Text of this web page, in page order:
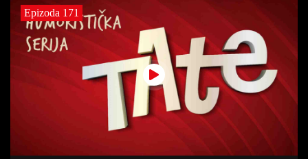
Epizoda 171